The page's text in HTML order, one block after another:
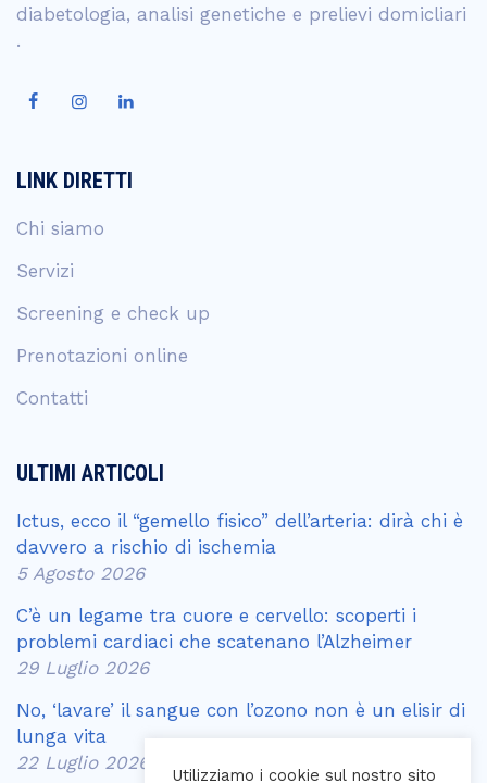
diabetologia, analisi genetiche e prelievi domicliari
.
LINK DIRETTI
Chi siamo
Servizi
Screening e check up
Prenotazioni online
Contatti
ULTIMI ARTICOLI
Ictus, ecco il “gemello fisico” dell’arteria: dirà chi è
davvero a rischio di ischemia
5 Agosto 2026
C’è un legame tra cuore e cervello: scoperti i
problemi cardiaci che scatenano l’Alzheimer
29 Luglio 2026
No, ‘lavare’ il sangue con l’ozono non è un elisir di
lunga vita
22 Luglio 2026
Utilizziamo i cookie sul nostro sito